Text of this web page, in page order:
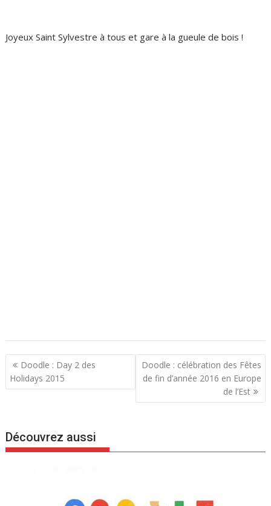
Joyeux Saint Sylvestre à tous et gare à la gueule de bois !
N
a
g
a
Doodle : Day 2 des
Holidays 2015
Doodle : célébration des Fêtes
de fin d’année 2016 en Europe
de l’Est
Découvrez aussi